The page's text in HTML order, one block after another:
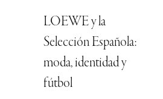
LOEWE y la
Selección Española:
moda, identidad y
fútbol